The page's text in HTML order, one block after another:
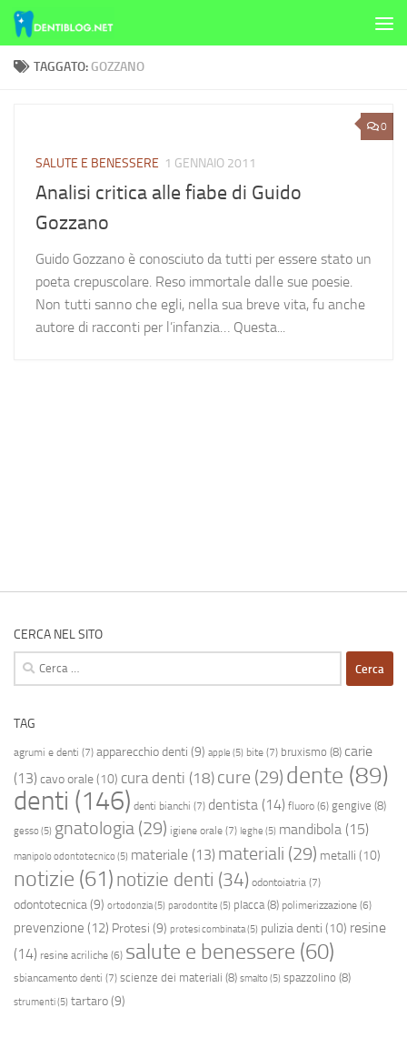
Skip to content
TAGGATO: GOZZANO
0
SALUTE E BENESSERE 1 GENNAIO 2011
Analisi critica alle fiabe di Guido
Gozzano
Guido Gozzano è conosciuto da tutti per essere stato un
poeta crepuscolare. Reso immortale dalle sue poesie.
Non tutti sanno che egli, nella sua breve vita, fu anche
autore di racconti per l’infanzia… Questa...
CERCA NEL SITO
Ricerca
per:
TAG
agrumi e denti (7) apparecchio denti (9) apple (5) bite (7) bruxismo (8) carie
(13) cavo orale(10) cura denti (18) cure (29) dente (89)
denti (146) denti bianchi (7) dentista (14) fluoro (6) gengive (8)
gesso(5) gnatologia (29) igiene orale (7) leghe (5) mandibola (15)
manipolo odontotecnico(5) materiale (13) materiali (29) metalli (10)
notizie (61) notizie denti (34) odontoiatria (7)
odontotecnica (9) ortodonzia(5) parodontite (5) placca(8) polimerizzazione (6)
prevenzione (12) Protesi (9) protesi combinata(5) pulizia denti (10) resine
(14) resine acriliche (6) salute e benessere (60)
sbiancamento denti (7) scienze dei materiali (8) smalto(5) spazzolino (8)
strumenti(5) tartaro(9)